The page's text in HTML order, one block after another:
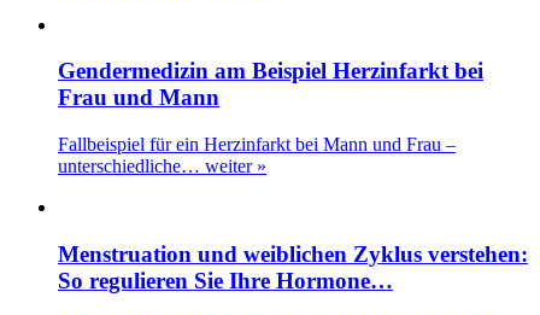
Gendermedizin am Beispiel Herzinfarkt bei
Frau und Mann
Fallbeispiel für ein Herzinfarkt bei Mann und Frau –
unterschiedliche… weiter »
Menstruation und weiblichen Zyklus verstehen:
So regulieren Sie Ihre Hormone…